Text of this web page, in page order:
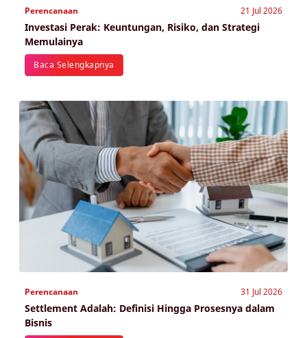
Perencanaan 21 Jul 2026
Investasi Perak: Keuntungan, Risiko, dan Strategi
Memulainya
Baca Selengkapnya
Perencanaan 31 Jul 2026
Settlement Adalah: Definisi Hingga Prosesnya dalam
Bisnis